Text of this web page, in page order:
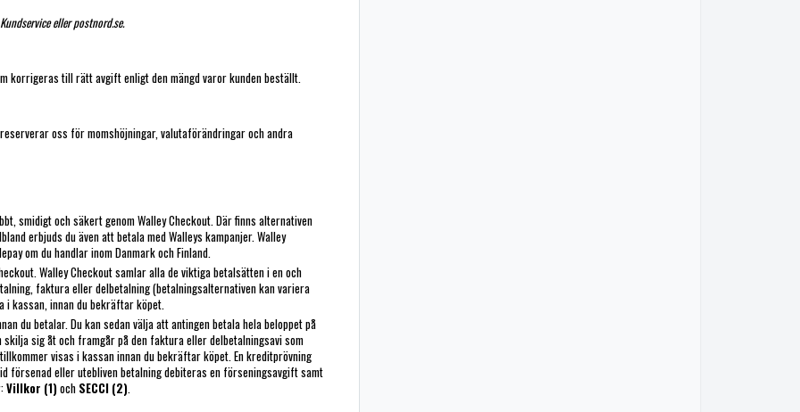
eller postnord.se.
korrigeras till rätt avgift enligt den mängd varor kunden beställt.
oss för momshöjningar, valutaförändringar och andra
smidigt och säkert genom Walley Checkout. Där finns alternativen
erbjuds du även att betala med Walleys kampanjer. Walley
om du handlar inom Danmark och Finland.
Walley Checkout samlar alla de viktiga betalsätten i en och
faktura eller delbetalning (betalningsalternativen kan variera
i kassan, innan du bekräftar köpet.
du betalar. Du kan sedan välja att antingen betala hela beloppet på
sig åt och framgår på den faktura eller delbetalningsavi som
visas i kassan innan du bekräftar köpet. En kreditprövning
försenad eller utebliven betalning debiteras en förseningsavgift samt
Villkor (1)och SECCI (2)